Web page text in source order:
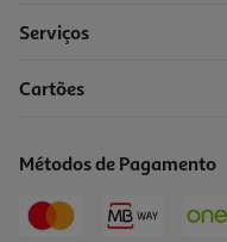
Serviços
Cartões
Métodos de Pagamento